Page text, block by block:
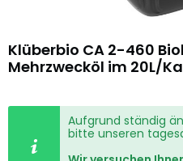
Klüberbio CA 2-460
Mehrzwecköl im 20L/
Aufgrund ständig
bitte unseren